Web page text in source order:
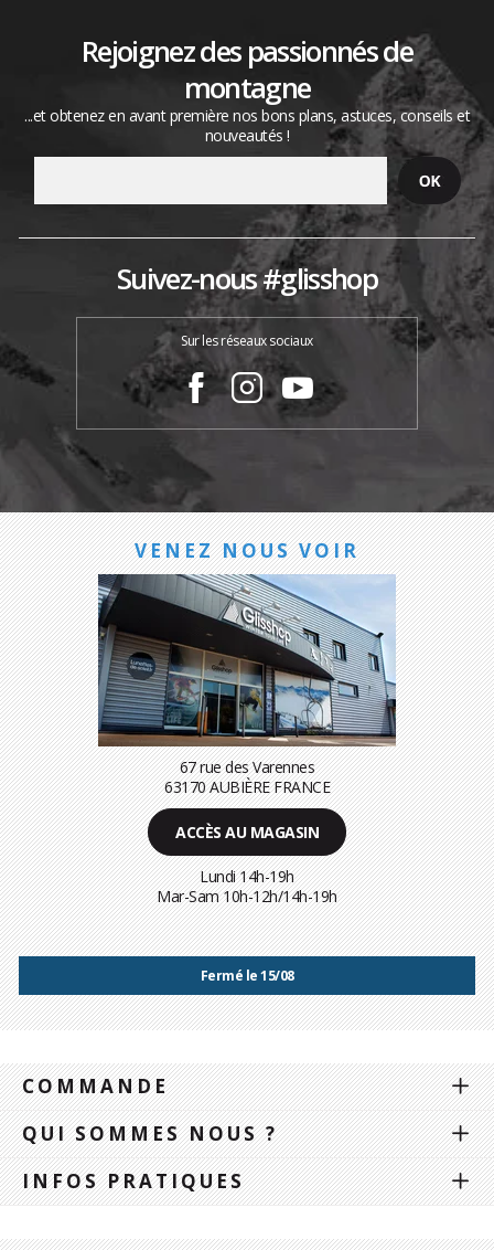
Rejoignez des passionnés de
montagne
...et obtenez en avant première nos bons plans, astuces, conseils et
nouveautés !
Suivez-nous #glisshop
Sur les réseaux sociaux
VENEZ NOUS VOIR
67 rue des Varennes
63170 AUBIÈRE FRANCE
ACCÈS AU MAGASIN
Lundi 14h-19h
Mar-Sam 10h-12h/14h-19h
Fermé le 15/08
COMMANDE
QUI SOMMES NOUS ?
INFOS PRATIQUES